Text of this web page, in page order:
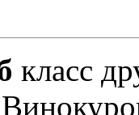
класс